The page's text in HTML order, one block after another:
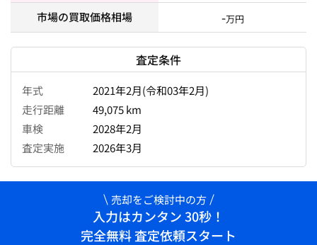
市場の買取価格相場 -万円
査定条件
年式
2021年2月(令和03年2月)
走行距離
49,075 km
車検
2028年2月
査定実施
2026年3月
売却をご検討中の方
入力はカンタン 30秒！
完全無料 査定依頼スタート